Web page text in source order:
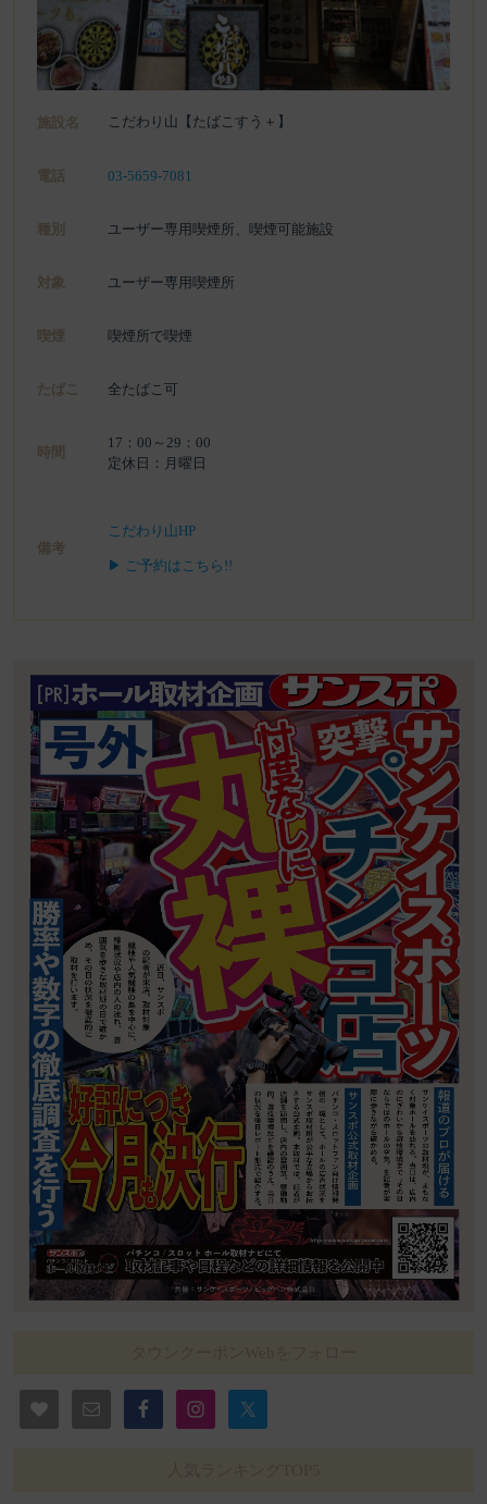
施設名 こだわり山【たばこすう＋】
電話 03-5659-7081
種別 ユーザー専用喫煙所、喫煙可能施設
対象 ユーザー専用喫煙所
喫煙 喫煙所で喫煙
たばこ 全たばこ可
時間
17：00～29：00
定休日：月曜日
備考
こだわり山HP
▶ ご予約はこちら!!